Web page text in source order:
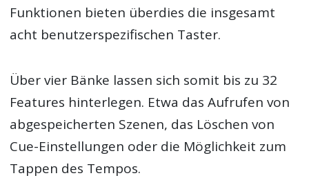
Funktionen bieten überdies die insgesamt
acht benutzerspezifischen Taster.
Über vier Bänke lassen sich somit bis zu 32
Features hinterlegen. Etwa das Aufrufen von
abgespeicherten Szenen, das Löschen von
Cue-Einstellungen oder die Möglichkeit zum
Tappen des Tempos.